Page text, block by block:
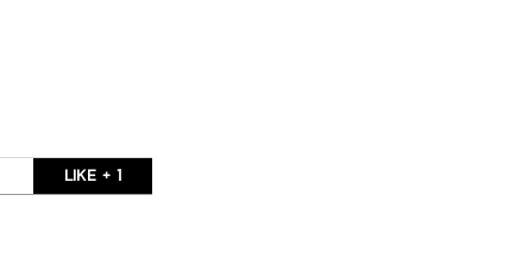
LIKE + 1